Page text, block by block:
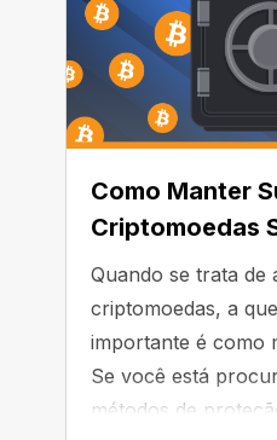
Como Manter
Criptomoedas
Quando se trata de
criptomoedas, a
importante é como
Se você está
métodos de